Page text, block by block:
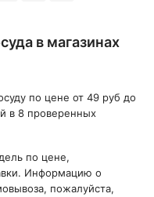
в магазинах
по цене от 49 руб до
в 8 проверенных
по цене,
Информацию о
пожалуйста,